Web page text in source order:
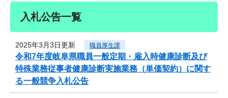
入札公告一覧
2025年3月3日更新 職員厚生課
令和7年度岐阜県職員一般定期・雇入時健康診断及び
特殊業務従事者健康診断実施業務（単価契約）に関す
る一般競争入札公告